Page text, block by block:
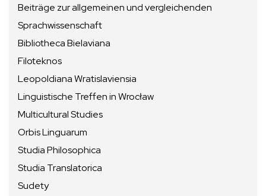
Beiträge zur allgemeinen und vergleichenden
Sprachwissenschaft
Bibliotheca Bielaviana
Filoteknos
Leopoldiana Wratislaviensia
Linguistische Treffen in Wrocław
Multicultural Studies
Orbis Linguarum
Studia Philosophica
Studia Translatorica
Sudety